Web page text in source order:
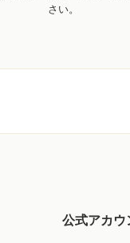
さい。
公式アカウ